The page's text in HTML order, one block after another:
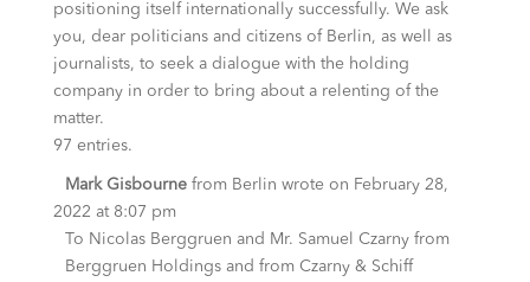
positioning itself internationally successfully. We ask
you, dear politicians and citizens of Berlin, as well as
journalists, to seek a dialogue with the holding
company in order to bring about a relenting of the
matter.
97 entries.
Mark Gisbourne from Berlin wrote on February 28,
2022 at 8:07 pm
To Nicolas Berggruen and Mr. Samuel Czarny from
Berggruen Holdings and from Czarny & Schiff